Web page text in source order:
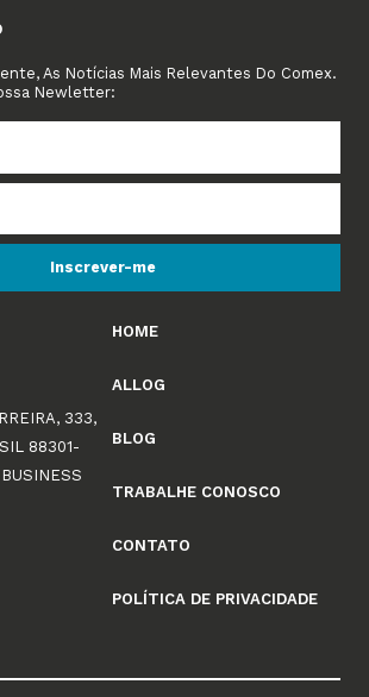
As Notícias Mais Relevantes Do Comex.
Newletter:
Inscrever-me
333,
88301-
HOME
ALLOG
BLOG
TRABALHE CONOSCO
CONTATO
POLÍTICA DE PRIVACIDADE